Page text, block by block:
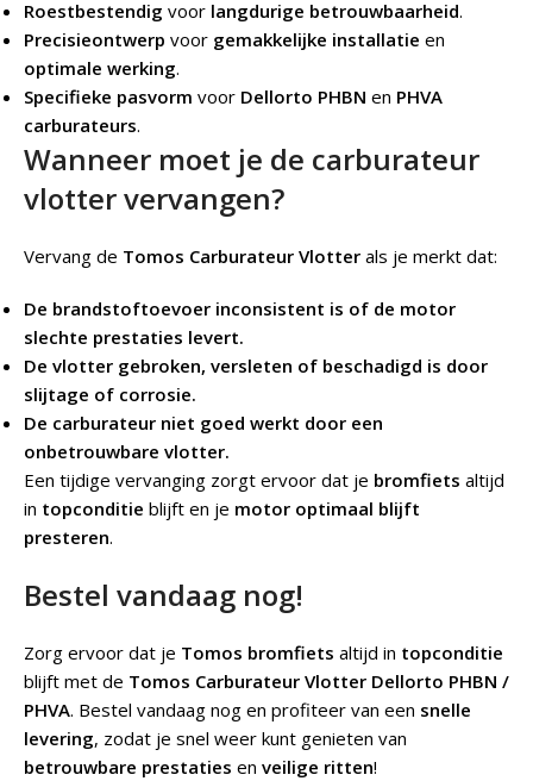
Roestbestendig voor langdurige betrouwbaarheid.
Precisieontwerp voor gemakkelijke installatie en
optimale werking.
Specifieke pasvorm voor Dellorto PHBN en PHVA
carburateurs.
Wanneer moet je de carburateur
vlotter vervangen?
Vervang de Tomos Carburateur Vlotter als je merkt dat:
De brandstoftoevoer inconsistent is of de motor
slechte prestaties levert.
De vlotter gebroken, versleten of beschadigd is door
slijtage of corrosie.
De carburateur niet goed werkt door een
onbetrouwbare vlotter.
Een tijdige vervanging zorgt ervoor dat je bromfiets altijd
in topconditie blijft en je motor optimaal blijft
presteren.
Bestel vandaag nog!
Zorg ervoor dat je Tomos bromfiets altijd in topconditie
blijft met de Tomos Carburateur Vlotter Dellorto PHBN /
PHVA. Bestel vandaag nog en profiteer van een snelle
levering, zodat je snel weer kunt genieten van
betrouwbare prestaties en veilige ritten!